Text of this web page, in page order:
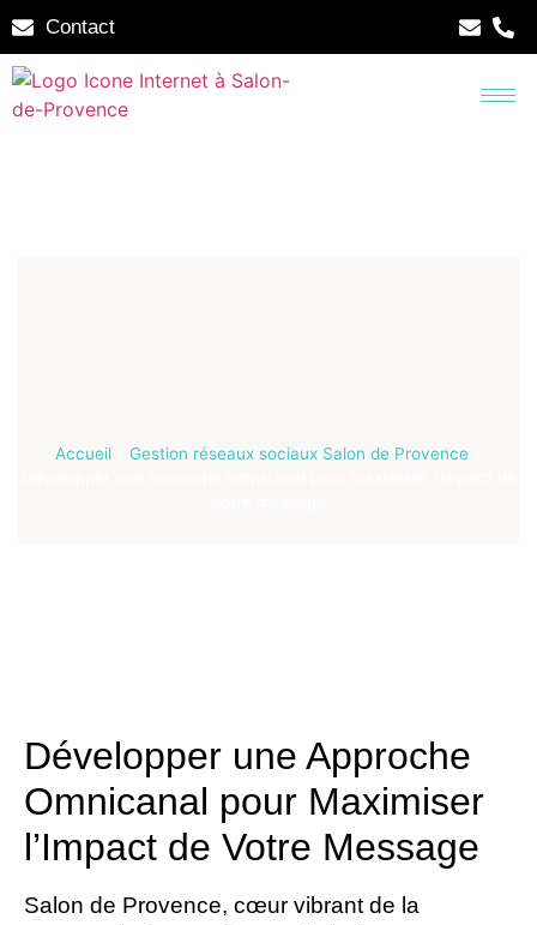
Contact
Accueil Gestion réseaux sociaux Salon de Provence
Développer une Approche
Omnicanal pour Maximiser
l’Impact de Votre Message
Salon de Provence, cœur vibrant de la